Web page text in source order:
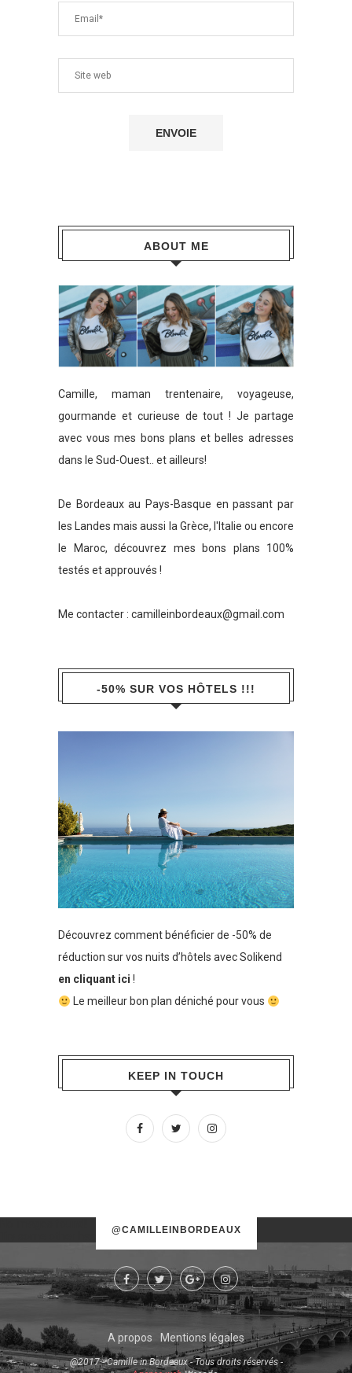
ABOUT ME
Camille, maman trentenaire, voyageuse,
gourmande et curieuse de tout ! Je partage
avec vous mes bons plans et belles adresses
dans le Sud-Ouest.. et ailleurs!
De Bordeaux au Pays-Basque en passant par
les Landes mais aussi la Grèce, l'Italie ou encore
le Maroc, découvrez mes bons plans 100%
testés et approuvés !
Me contacter : camilleinbordeaux@gmail.com
-50% SUR VOS HÔTELS !!!
Découvrez comment bénéficier de -50% de
réduction sur vos nuits d’hôtels avec Solikend
en cliquant ici !
Le meilleur bon plan déniché pour vous
KEEP IN TOUCH
@CAMILLEINBORDEAUX
Try some other hashtag or username
A propos Mentions légales
@2017 - Camille in Bordeaux - Tous droits réservés -